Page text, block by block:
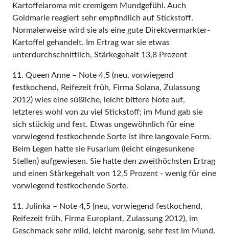
Kartoffelaroma mit cremigem Mundgefühl. Auch
Goldmarie reagiert sehr empfindlich auf Stickstoff.
Normalerweise wird sie als eine gute Direktvermarkter-
Kartoffel gehandelt. Im Ertrag war sie etwas
unterdurchschnittlich, Stärkegehalt 13,8 Prozent
11. Queen Anne – Note 4,5 (neu, vorwiegend
festkochend, Reifezeit früh, Firma Solana, Zulassung
2012) wies eine süßliche, leicht bittere Note auf,
letzteres wohl von zu viel Stickstoff; im Mund gab sie
sich stückig und fest. Etwas ungewöhnlich für eine
vorwiegend festkochende Sorte ist ihre langovale Form.
Beim Legen hatte sie Fusarium (leicht eingesunkene
Stellen) aufgewiesen. Sie hatte den zweithöchsten Ertrag
und einen Stärkegehalt von 12,5 Prozent - wenig für eine
vorwiegend festkochende Sorte.
11. Julinka – Note 4,5 (neu, vorwiegend festkochend,
Reifezeit früh, Firma Europlant, Zulassung 2012), im
Geschmack sehr mild, leicht maronig, sehr fest im Mund.